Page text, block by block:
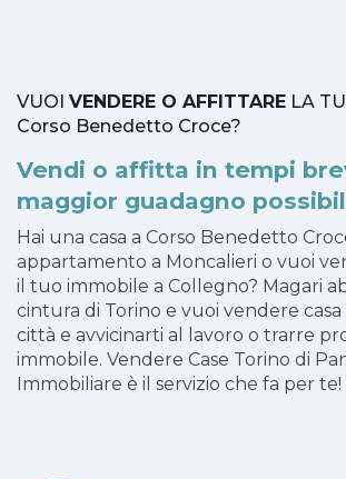
VUOI VENDERE O AFFITTARE LA
Corso Benedetto Croce?
Vendi o affitta in tempi
maggior guadagno
Hai una casa a Corso Benedetto
appartamento a Moncalieri o vuoi
il tuo immobile a Collegno? Magari
cintura di Torino e vuoi vendere
città e avvicinarti al lavoro o trarre
immobile. Vendere Case Torino di
Immobiliare è il servizio che fa per te!